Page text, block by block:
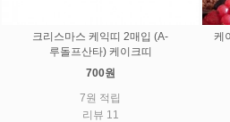
크리스마스 케익띠 2매입 (A-
루돌프산타) 케이크띠
700원
7원 적립
리뷰 11
케